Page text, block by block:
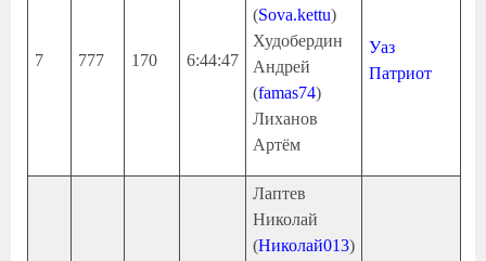
7 777 170 6:44:47
(Sova.kettu)
Худобердин
Андрей
(famas74)
Лиханов
Артём
Уаз
Патриот
Лаптев
Николай
(Николай013)